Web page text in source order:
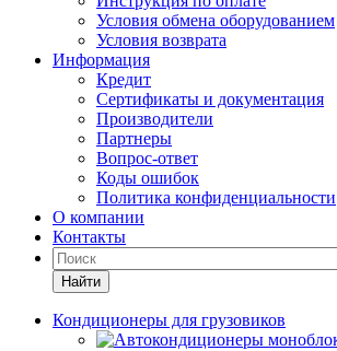
Условия обмена оборудованием
Условия возврата
Информация
Кредит
Сертификаты и документация
Производители
Партнеры
Вопрос-ответ
Коды ошибок
Политика конфиденциальности
О компании
Контакты
Найти
Кондиционеры для грузовиков